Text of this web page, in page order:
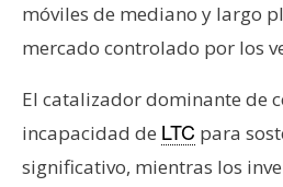
o
s
C
o
móviles de mediano y largo
mercado controlado por los
El catalizador dominante de
incapacidad de LTC para
significativo, mientras los